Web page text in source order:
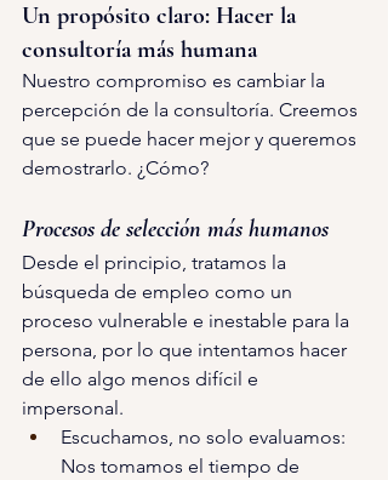
Un propósito claro: Hacer la
consultoría más humana
Nuestro compromiso es cambiar la
percepción de la consultoría. Creemos
que se puede hacer mejor y queremos
demostrarlo. ¿Cómo?
Procesos de selección más humanos
Desde el principio, tratamos la
búsqueda de empleo como un
proceso vulnerable e inestable para la
persona, por lo que intentamos hacer
de ello algo menos difícil e
impersonal.
Escuchamos, no solo evaluamos:
Nos tomamos el tiempo de